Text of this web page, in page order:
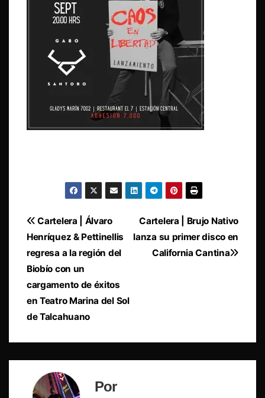
Navegación
de
entradas
Cartelera | Brujo Nativo
lanza su primer disco en
California Cantina
Cartelera | Álvaro
Henríquez & Pettinellis
regresa a la región del
Biobío con un
cargamento de éxitos
en Teatro Marina del Sol
de Talcahuano
Por